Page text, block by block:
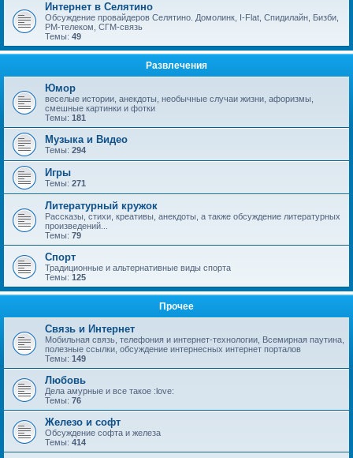
Интернет в Селятино
Обсуждение провайдеров Селятино. Домолинк, I-Flat, Спидилайн, Бизби,
РМ-телеком, СГМ-связь
Темы: 49
Развлечения
Юмор
веселые истории, анекдоты, необычные случаи жизни, афоризмы,
смешные картинки и фотки
Темы: 181
Музыка и Видео
Темы: 294
Игры
Темы: 271
Литературный кружок
Рассказы, стихи, креативы, анекдоты, а также обсуждение литературных
произведений...
Темы: 79
Спорт
Традиционные и альтернативные виды спорта
Темы: 125
Прочее
Связь и Интернет
Мобильная связь, телефония и интернет-технологии, Всемирная паутина,
полезные ссылки, обсуждение интернесных интернет порталов
Темы: 149
Любовь
Дела амурные и все такое :love:
Темы: 76
Железо и софт
Обсуждение софта и железа
Темы: 414